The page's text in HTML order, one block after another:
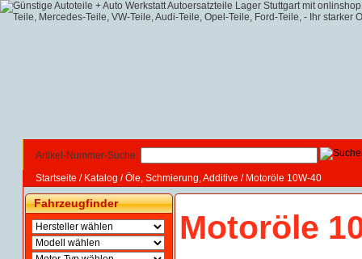
Artikel-Nummer-Suche:
Startseite / Katalog /Öle, Schmierung, Additive / Motoröle 10W-40
Fahrzeugfinder
Motoröle